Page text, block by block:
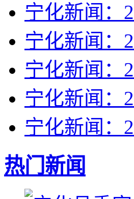
宁化新闻：
宁化新闻：
宁化新闻：
宁化新闻：
宁化新闻：
热门新闻